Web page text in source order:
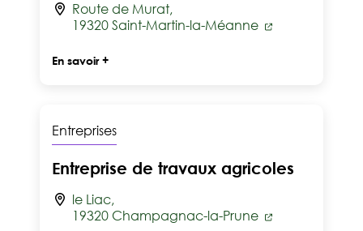
Route de Murat,
19320 Saint-Martin-la-Méanne
En savoir +
Entreprises
Entreprise de travaux agricoles
le Liac,
19320 Champagnac-la-Prune